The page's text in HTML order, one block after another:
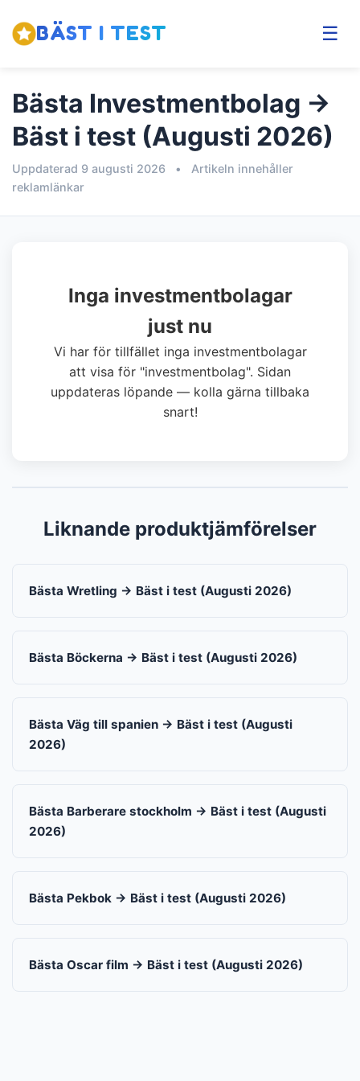
BÄST I TEST ☰
Bästa Investmentbolag →
Bäst i test (Augusti 2026)
Uppdaterad 9 augusti 2026 •
Artikeln innehåller
reklamlänkar
Inga investmentbolagar
just nu
Vi har för tillfället inga investmentbolagar
att visa för "investmentbolag". Sidan
uppdateras löpande — kolla gärna tillbaka
snart!
Liknande produktjämförelser
Bästa Wretling → Bäst i test (Augusti 2026)
Bästa Böckerna → Bäst i test (Augusti 2026)
Bästa Väg till spanien → Bäst i test (Augusti
2026)
Bästa Barberare stockholm → Bäst i test (Augusti
2026)
Bästa Pekbok → Bäst i test (Augusti 2026)
Bästa Oscar film → Bäst i test (Augusti 2026)